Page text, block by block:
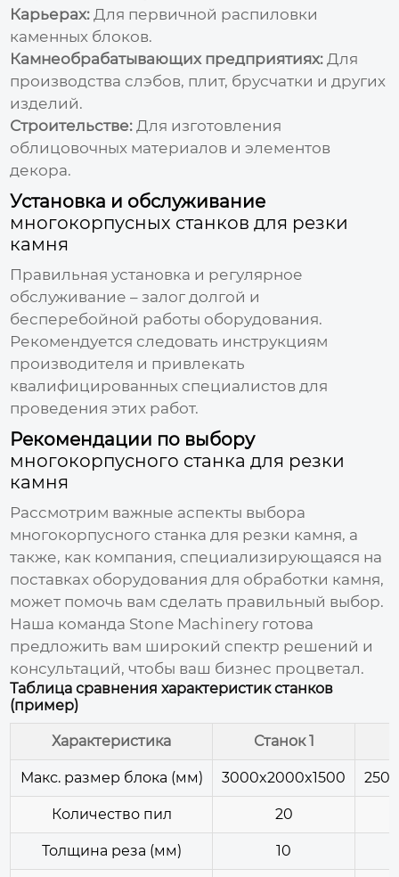
Карьерах: Для первичной распиловки
каменных блоков.
Камнеобрабатывающих предприятиях: Для
производства слэбов, плит, брусчатки и других
изделий.
Строительстве: Для изготовления
облицовочных материалов и элементов
декора.
Установка и обслуживание
многокорпусных станков для резки
камня
Правильная установка и регулярное
обслуживание – залог долгой и
бесперебойной работы оборудования.
Рекомендуется следовать инструкциям
производителя и привлекать
квалифицированных специалистов для
проведения этих работ.
Рекомендации по выбору
многокорпусного станка для резки
камня
Рассмотрим важные аспекты выбора
многокорпусного станка для резки камня, а
также, как компания, специализирующаяся на
поставках оборудования для обработки камня,
может помочь вам сделать правильный выбор.
Наша команда Stone Machinery готова
предложить вам широкий спектр решений и
консультаций, чтобы ваш бизнес процветал.
Таблица сравнения характеристик станков
(пример)
Характеристика Станок 1
Макс. размер блока (мм) 3000x2000x1500
Количество пил 20
Толщина реза (мм) 10